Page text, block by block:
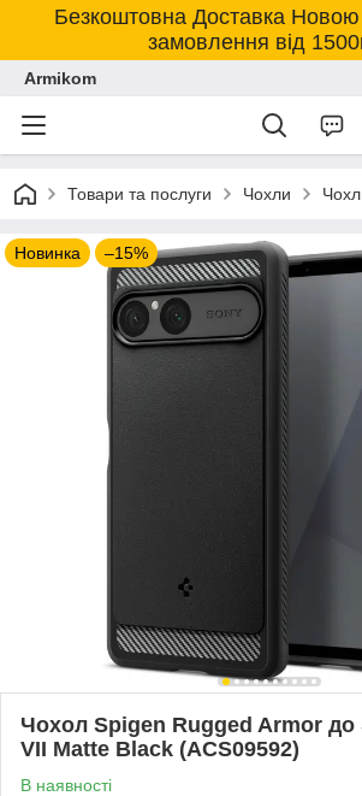
Безкоштовна Доставка
замовлення від
Armikom
Товари та послуги Чохли
Новинка –15%
Чохол Spigen Rugged Armor до
VII Matte Black (ACS09592)
В наявності